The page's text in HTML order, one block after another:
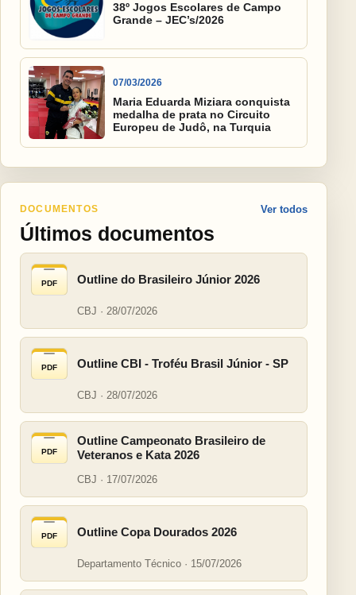
38º Jogos Escolares de Campo
Grande – JEC’s/2026
07/03/2026
Maria Eduarda Miziara conquista
medalha de prata no Circuito
Europeu de Judô, na Turquia
DOCUMENTOS
Últimos documentos
Ver todos
PDF Outline do Brasileiro Júnior 2026
CBJ · 28/07/2026
PDF Outline CBI - Troféu Brasil Júnior - SP
CBJ · 28/07/2026
PDF
Outline Campeonato Brasileiro de
Veteranos e Kata 2026
CBJ · 17/07/2026
PDF Outline Copa Dourados 2026
Departamento Técnico · 15/07/2026